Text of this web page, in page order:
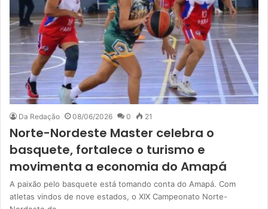
Da Redação 08/06/2026 0 21
Norte-Nordeste Master celebra o
basquete, fortalece o turismo e
movimenta a economia do Amapá
A paixão pelo basquete está tomando conta do Amapá. Com
atletas vindos de nove estados, o XIX Campeonato Norte-